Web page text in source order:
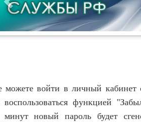
войти в личный кабинет
воспользоваться функцией
минут новый пароль будет